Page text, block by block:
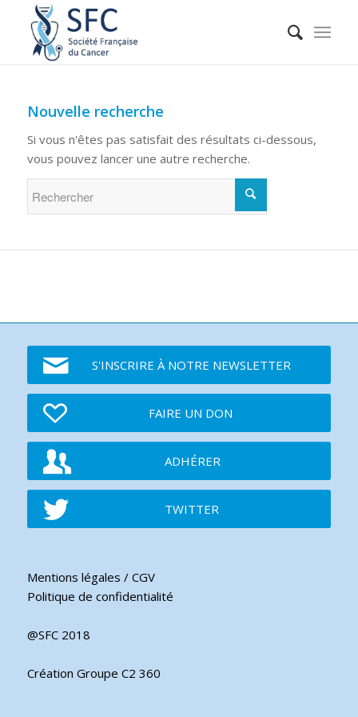
Nouvelle recherche
Si vous n'êtes pas satisfait des résultats ci-dessous,
vous pouvez lancer une autre recherche.
S'INSCRIRE À NOTRE NEWSLETTER
FAIRE UN DON
ADHÉRER
TWITTER
Mentions légales / CGV
Politique de confidentialité
@SFC 2018
Création Groupe C2 360